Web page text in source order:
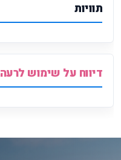
תוויות
דיווח על שימוש לרעה